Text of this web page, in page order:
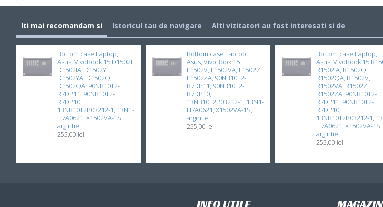
pentru repararea laptopului. Nu am ce
priceperea personalului. Multumesc tare
preț foarte
Iti mai recomandam si Istoricul tau de navigare Alti vizitatori au fost interesati si de
Bottom case Laptop,
Asus, VivoBook 15 D1502I,
D1502IA, D1502Y,
D1502YA, D1502Q,
D1502QA, 90NB10T2-
R7DP11, 90NB10T2-
R7DP10,
13NB10T2P03212-1, 13N1-
H7A0621, X1502VA-1S,
argintie
255,00 lei
Bottom case Laptop,
Asus, VivoBook 15
F1502V, F1502VA, F1502Z,
F1502ZA, 90NB10T2-
R7DP11, 90NB10T2-
R7DP10,
13NB10T2P03212-1, 13N1-
H7A0621, X1502VA-1S,
argintie
255,00 lei
Bottom case Laptop,
Asus, VivoBook 15
R1502IA, R1502Q,
R1502QA, R1502V,
R1502VA, R1502Z,
R1502ZA, 90NB10T2-
R7DP11, 90NB10T2-
R7DP10,
13NB10T2P03212-1,
H7A0621, X1502VA-1S,
argintie
255,00 lei
INFO UTILE